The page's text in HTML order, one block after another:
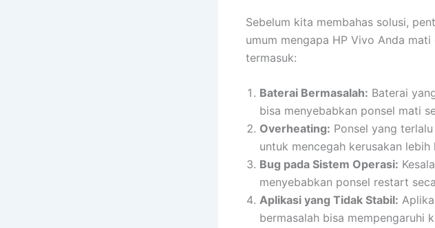
Sebelum kita membahas solusi,
umum mengapa HP Vivo Anda
termasuk:
Baterai Bermasalah: Baterai
bisa menyebabkan ponsel mati
Overheating: Ponsel yang
untuk mencegah kerusakan lebih
Bug pada Sistem Operasi:
menyebabkan ponsel restart
Aplikasi yang Tidak Stabil:
bermasalah bisa mempengaruhi